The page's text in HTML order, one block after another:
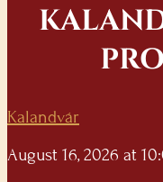
Kalandvár
August 16, 2026 at